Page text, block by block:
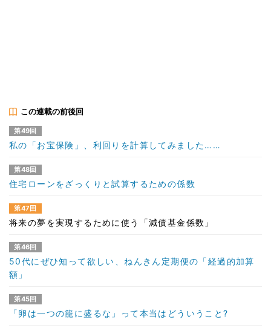
この連載の前後回
第49回
私の「お宝保険」、利回りを計算してみました……
第48回
住宅ローンをざっくりと試算するための係数
第47回
将来の夢を実現するために使う「減債基金係数」
第46回
50代にぜひ知って欲しい、ねんきん定期便の「経過的加算
額」
第45回
「卵は一つの籠に盛るな」って本当はどういうこと?